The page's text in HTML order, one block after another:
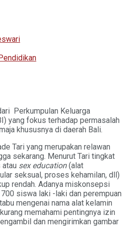
Perkumpulan Keluarga
yang fokus terhadap permasalah
khususnya di daerah Bali.
Tari yang merupakan relawan
sekarang. Menurut Tari tingkat
sex education(alat
seksual, proses kehamilan, dll)
rendah. Adanya miskonsepsi
siswa laki -laki dan perempuan
mengenai nama alat kelamin
memahami pentingnya izin
dan mengirimkan gambar